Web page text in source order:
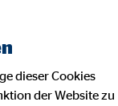
dieser Cookies
der Website zu